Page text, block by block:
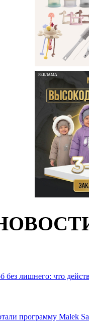
РЕКЛАМА
без лишнего: что
программу Malek